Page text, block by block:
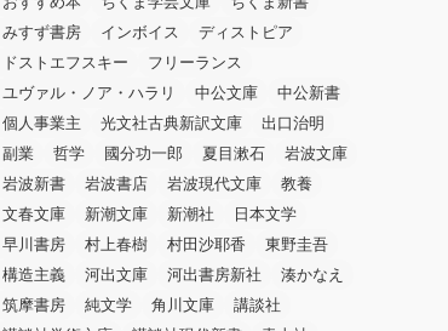
みすず書房
インボイス
ディストピア
ドストエフスキー
フリーランス
ユヴァル・ノア・ハラリ
中公文庫
中公新書
個人事業主
光文社古典新訳文庫
出口治明
副業
哲学 國分功一郎 夏目漱石
岩波文庫
岩波新書
岩波書店 岩波現代文庫
教養
文春文庫
新潮文庫 新潮社
日本文学
早川書房
村上春樹 村田沙耶香
東野圭吾
構造主義
河出文庫 河出書房新社
湊かなえ
筑摩書房
純文学 角川文庫
講談社